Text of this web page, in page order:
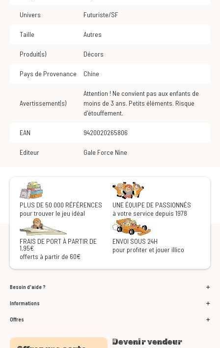
Univers Futuriste/SF
Taille Autres
Produit(s) Décors
Pays de Provenance Chine
Avertissement(s)
Attention ! Ne convient pas aux enfants de
moins de 3 ans. Petits éléments. Risque
d'étouffement.
EAN 9420020265806
Editeur Gale Force Nine
PLUS DE 50 000 RÉFÉRENCES
pour trouver le jeu idéal
UNE ÉQUIPE DE PASSIONNÉS
à votre service depuis 1978
FRAIS DE PORT À PARTIR DE
1,95€
offerts à partir de 60€
ENVOI SOUS 24H
pour profiter et jouer illico
Besoin d'aide ?
Informations
Offres
Devenir vendeur